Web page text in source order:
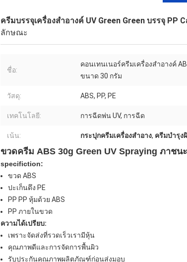
ครีมบรรจุเครื่องสำอางค์ UV Green Green บรรจุ PP
ลักษณะ
ชื่อ:
คอนเทนเนอร์ครีมเครื่องสำอางค์
ขนาด 30 กรัม
วัสดุ: ABS, PP, PE
เทคโนโลยี: การฉีดพ่น UV, การฉีด
เน้น: กระปุกครีมเครื่องสำอาง, ครีมบำรุง
ขวดครีม ABS 30g Green UV Spraying ภาชน
specifiction:
ขวด ABS
ปะเก็นดึง PE
PP PP หุ้มด้วย ABS
PP ภายในขวด
ความได้เปรียบ:
เพราะจัดส่งที่รวดเร็วเรามีหุ้น
คุณภาพดีและการจัดการพื้นผิว
รับประกันคุณภาพผลิตภัณฑ์ก่อนส่งมอบ